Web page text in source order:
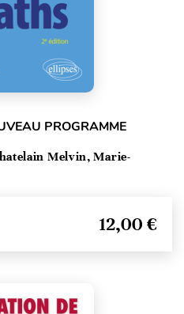
PROGRAMME
Melvin, Marie-
12,00 €